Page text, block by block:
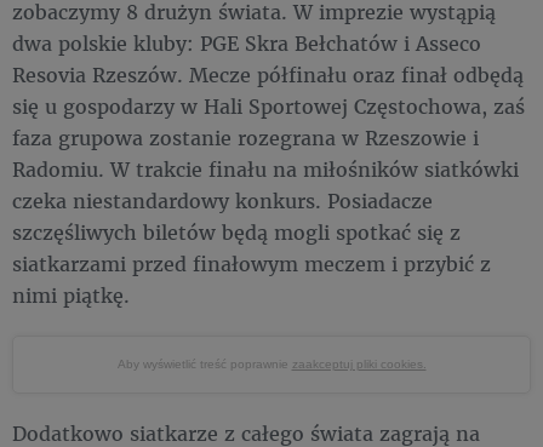
zobaczymy 8 drużyn świata. W imprezie wystąpią
dwa polskie kluby: PGE Skra Bełchatów i Asseco
Resovia Rzeszów. Mecze półfinału oraz finał odbędą
się u gospodarzy w Hali Sportowej Częstochowa, zaś
faza grupowa zostanie rozegrana w Rzeszowie i
Radomiu. W trakcie finału na miłośników siatkówki
czeka niestandardowy konkurs. Posiadacze
szczęśliwych biletów będą mogli spotkać się z
siatkarzami przed finałowym meczem i przybić z
nimi piątkę.
Aby wyświetlić treść poprawnie zaakceptuj pliki cookies.
Dodatkowo siatkarze z całego świata zagrają na